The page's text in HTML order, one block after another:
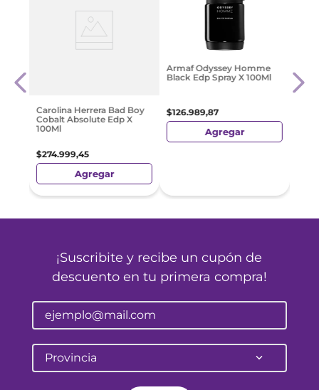
Carolina Herrera Bad Boy
Cobalt Absolute Edp X
100Ml
$274.999,45
Agregar
Armaf Odyssey Homme
Black Edp Spray X 100Ml
$126.989,87
Agregar
¡Suscribite y recibe un cupón de
descuento en tu primera compra!
Provincia